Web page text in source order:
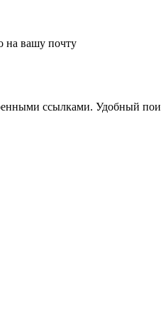
на вашу почту
ссылками. Удобный